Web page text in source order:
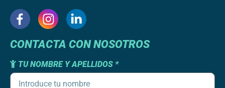
CONTACTA CON NOSOTROS
TU NOMBRE Y APELLIDOS *